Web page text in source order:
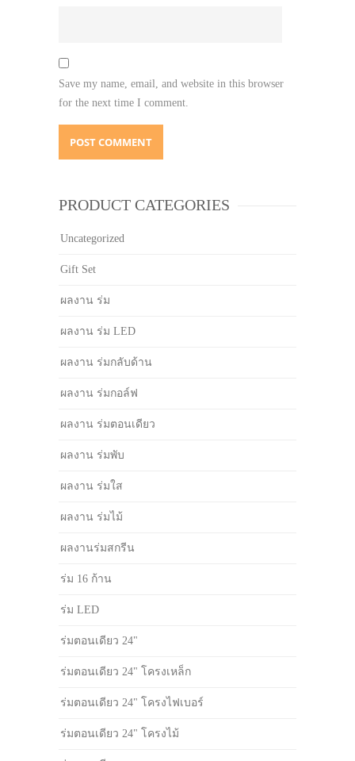
Save my name, email, and website in this browser
for the next time I comment.
PRODUCT CATEGORIES
Uncategorized
Gift Set
ผลงาน ร่ม
ผลงาน ร่ม LED
ผลงาน ร่มกลับด้าน
ผลงาน ร่มกอล์ฟ
ผลงาน ร่มตอนเดียว
ผลงาน ร่มพับ
ผลงาน ร่มใส
ผลงาน ร่มไม้
ผลงานร่มสกรีน
ร่ม 16 ก้าน
ร่ม LED
ร่มตอนเดียว 24"
ร่มตอนเดียว 24" โครงเหล็ก
ร่มตอนเดียว 24" โครงไฟเบอร์
ร่มตอนเดียว 24" โครงไม้